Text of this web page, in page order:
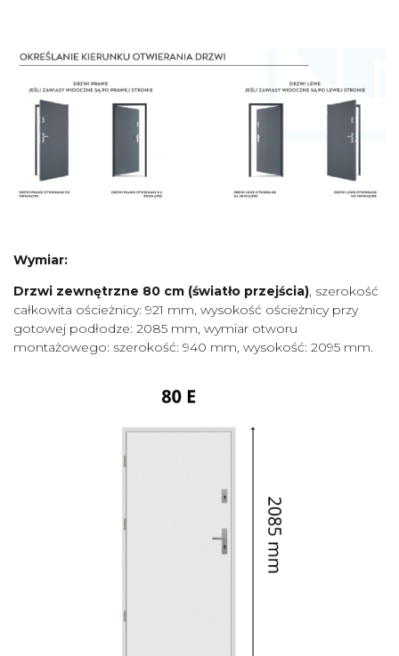
Wymiar:
Drzwi zewnętrzne 80 cm (światło przejścia), szerokość
całkowita ościeżnicy: 921 mm, wysokość ościeżnicy przy
gotowej podłodze: 2085 mm, wymiar otworu
montażowego: szerokość: 940 mm, wysokość: 2095 mm.